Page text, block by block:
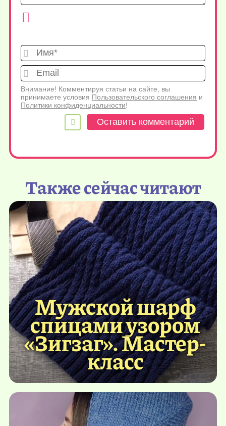
Имя*
Внимание! Комментируя статьи на сайте, вы
принимаете условия Пользовательского соглашения и
Политики конфиденциальности!
Также сейчас читают
Мужской шарф
спицами узором
«Зигзаг». Мастер-
класс